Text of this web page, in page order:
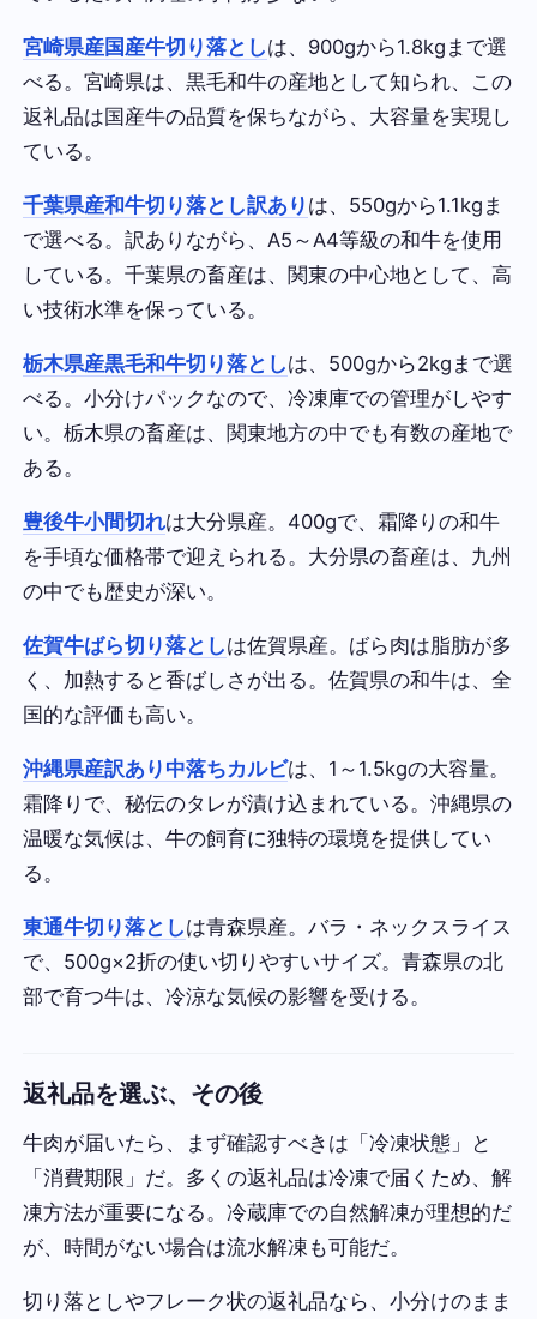
宮崎県産国産牛切り落としは、900gから1.8kgまで選
べる。宮崎県は、黒毛和牛の産地として知られ、この
返礼品は国産牛の品質を保ちながら、大容量を実現し
ている。
千葉県産和牛切り落とし訳あり は、550gから1.1kgま
で選べる。訳ありながら、A5～A4等級の和牛を使用
している。千葉県の畜産は、関東の中心地として、高
い技術水準を保っている。
栃木県産黒毛和牛切り落としは、500gから2kgまで選
べる。小分けパックなので、冷凍庫での管理がしやす
い。栃木県の畜産は、関東地方の中でも有数の産地で
ある。
豊後牛小間切れは大分県産。400gで、霜降りの和牛
を手頃な価格帯で迎えられる。大分県の畜産は、九州
の中でも歴史が深い。
佐賀牛ばら切り落としは佐賀県産。ばら肉は脂肪が多
く、加熱すると香ばしさが出る。佐賀県の和牛は、全
国的な評価も高い。
沖縄県産訳あり中落ちカルビは、1～1.5kgの大容量。
霜降りで、秘伝のタレが漬け込まれている。沖縄県の
温暖な気候は、牛の飼育に独特の環境を提供してい
る。
東通牛切り落としは青森県産。バラ・ネックスライス
で、500g×2折の使い切りやすいサイズ。青森県の北
部で育つ牛は、冷涼な気候の影響を受ける。
返礼品を選ぶ、その後
牛肉が届いたら、まず確認すべきは「冷凍状態」と
「消費期限」だ。多くの返礼品は冷凍で届くため、解
凍方法が重要になる。冷蔵庫での自然解凍が理想的だ
が、時間がない場合は流水解凍も可能だ。
切り落としやフレーク状の返礼品なら、小分けのまま